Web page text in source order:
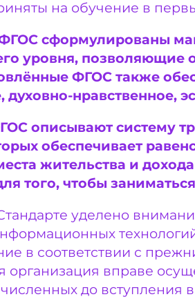
на обучение в
сформулированы
уровня, позволяющие
ФГОС также
духовно-нравственное,
описывают систему
обеспечивает
жительства и
того, чтобы
уделено
в соответствии с
организация вправе
до вступления